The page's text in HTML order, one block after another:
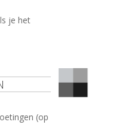
je het
(op